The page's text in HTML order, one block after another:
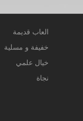
العاب قديمة
خفيفة و مسلية
خيال علمي
نجاة